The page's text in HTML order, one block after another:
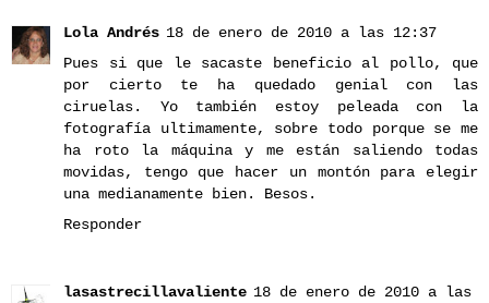
Lola Andrés 18 de enero de 2010 a las 12:37
Pues si que le sacaste beneficio al pollo, que
por cierto te ha quedado genial con las
ciruelas. Yo también estoy peleada con la
fotografía ultimamente, sobre todo porque se me
ha roto la máquina y me están saliendo todas
movidas, tengo que hacer un montón para elegir
una medianamente bien. Besos.
Responder
lasastrecillavaliente 18 de enero de 2010 a las